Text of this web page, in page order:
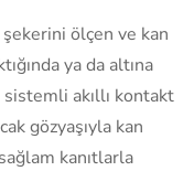
ölçen ve kan
ya da altına
akıllı kontakt
gözyaşıyla kan
kanıtlarla